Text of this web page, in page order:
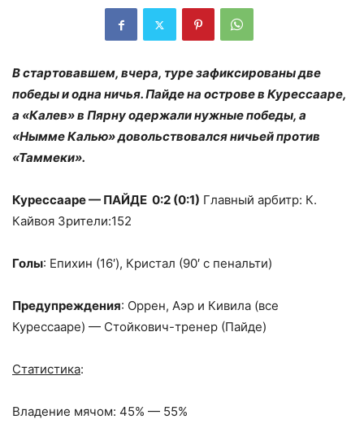
В стартовавшем, вчера, туре зафиксированы две
победы и одна ничья. Пайде на острове в Курессааре,
а «Калев» в Пярну одержали нужные победы, а
«Нымме Калью» довольствовался ничьей против
«Таммеки».
Курессааре — ПАЙДЕ 0:2 (0:1) Главный арбитр: К.
Кайвоя Зрители:152
Голы: Епихин (16′), Кристал (90′ с пенальти)
Предупреждения: Оррен, Аэр и Кивила (все
Курессааре) — Стойкович-тренер (Пайде)
Статистика:
Владение мячом: 45% — 55%